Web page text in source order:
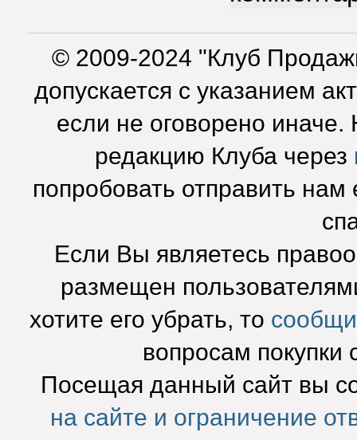
© 2009-2024 "Клуб
допускается с указанием
если не оговорено
редакцию Клуба через
попробовать отправить нам
Если Вы являетесь
размещен
хотите его убрать, то
вопросам покупки
Посещая данный сайт вы
на сайте и ограничение